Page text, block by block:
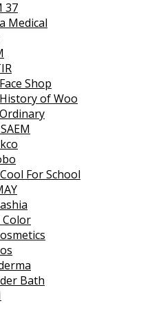
37
Medical
Shop
of Woo
For School
Color
Bath